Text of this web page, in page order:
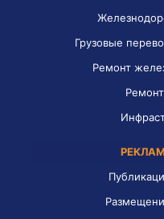
Грузовые
Ремонт